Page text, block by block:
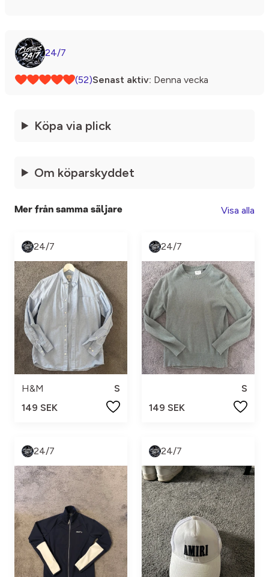
24/7
(52)Senast aktiv: Denna vecka
Köpa via plick
Om köparskyddet
Mer från samma säljare Visa alla
24/7
H&M
S
149 SEK
24/7
S
149 SEK
24/7 24/7